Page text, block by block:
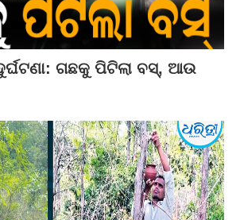
ଗଛକୁ ପିଟିଲା ବସ୍‌, ଆଉ